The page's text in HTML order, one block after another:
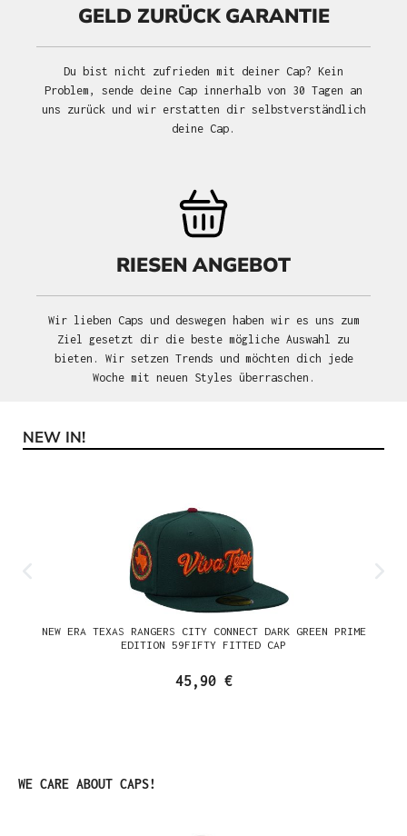
GELD ZURÜCK GARANTIE
Du bist nicht zufrieden mit deiner Cap? Kein
Problem, sende deine Cap innerhalb von 30 Tagen an
uns zurück und wir erstatten dir selbstverständlich
deine Cap.
RIESEN ANGEBOT
Wir lieben Caps und deswegen haben wir es uns zum
Ziel gesetzt dir die beste mögliche Auswahl zu
bieten. Wir setzen Trends und möchten dich jede
Woche mit neuen Styles überraschen.
Produktgalerie überspringen
NEW IN!
NEW ERA TEXAS RANGERS CITY CONNECT DARK GREEN PRIME
EDITION 59FIFTY FITTED CAP
45,90 €
Produktgalerie überspringen
WE CARE ABOUT CAPS!